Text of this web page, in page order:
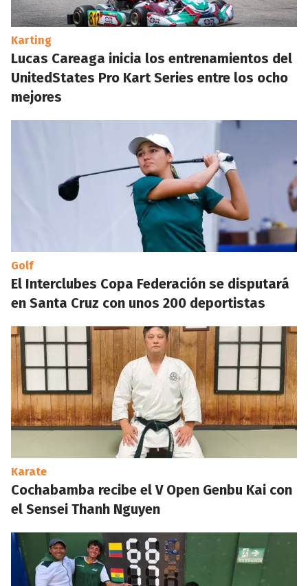
Karting
Lucas Careaga inicia los entrenamientos del
UnitedStates Pro Kart Series entre los ocho
mejores
Golf
El Interclubes Copa Federación se disputará
en Santa Cruz con unos 200 deportistas
Karate
Cochabamba recibe el V Open Genbu Kai con
el Sensei Thanh Nguyen